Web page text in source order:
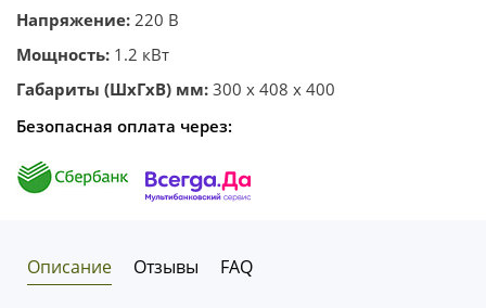
Напряжение: 220 В
Мощность: 1.2 кВт
Габариты (ШхГхВ) мм: 300 x 408 x 400
Безопасная оплата через:
Описание Отзывы FAQ